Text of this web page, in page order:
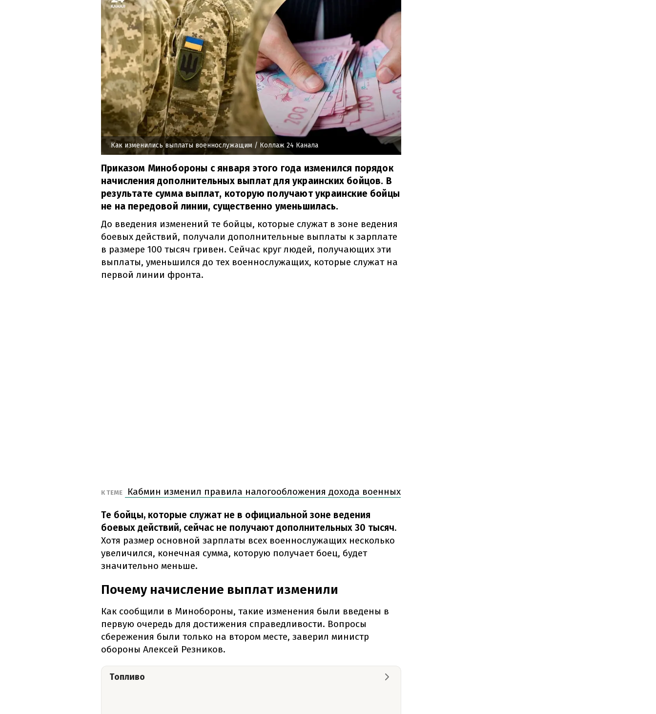
Как изменились выплаты военнослужащим / Коллаж 24 Канала
Приказом Минобороны с января этого года изменился порядок
начисления дополнительных выплат для украинских бойцов. В
результате сумма выплат, которую получают украинские бойцы
не на передовой линии, существенно уменьшилась.
До введения изменений те бойцы, которые служат в зоне ведения
боевых действий, получали дополнительные выплаты к зарплате
в размере 100 тысяч гривен. Сейчас круг людей, получающих эти
выплаты, уменьшился до тех военнослужащих, которые служат на
первой линии фронта.
К ТЕМЕ Кабмин изменил правила налогообложения дохода военных
Те бойцы, которые служат не в официальной зоне ведения
боевых действий, сейчас не получают дополнительных 30 тысяч.
Хотя размер основной зарплаты всех военнослужащих несколько
увеличился, конечная сумма, которую получает боец, будет
значительно меньше.
Почему начисление выплат изменили
Как сообщили в Минобороны, такие изменения были введены в
первую очередь для достижения справедливости. Вопросы
сбережения были только на втором месте, заверил министр
обороны Алексей Резников.
Топливо